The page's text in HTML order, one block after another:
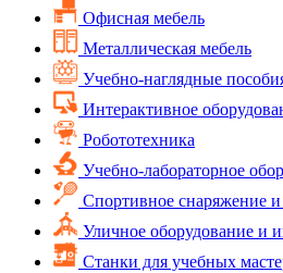
Офисная мебель
Металлическая мебель
Учебно-наглядные
Интерактивное
Робототехника
Учебно-лабораторное
Спортивное снаряжение
Уличное оборудование и
Cтанки для учебных